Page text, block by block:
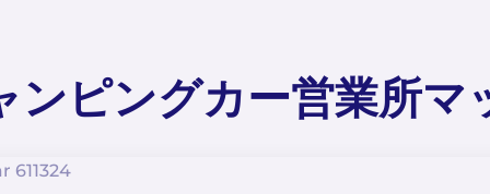
ンピングカー営業所マ